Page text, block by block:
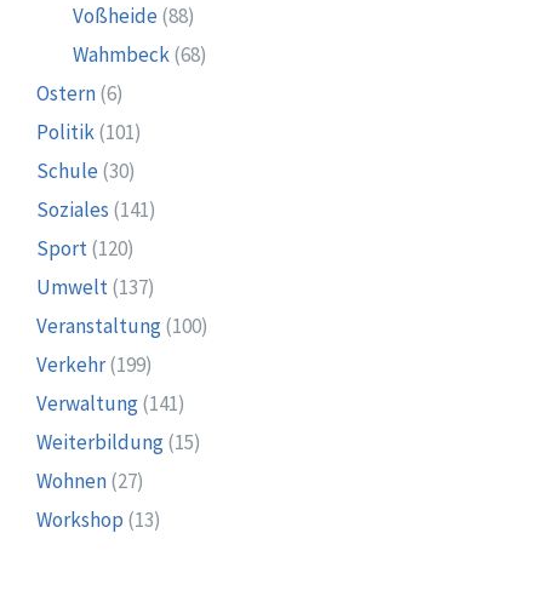
Voßheide (88)
Wahmbeck(68)
Ostern(6)
Politik(101)
Schule (30)
Soziales (141)
Sport(120)
Umwelt(137)
Veranstaltung(100)
Verkehr(199)
Verwaltung(141)
Weiterbildung(15)
Wohnen(27)
Workshop (13)